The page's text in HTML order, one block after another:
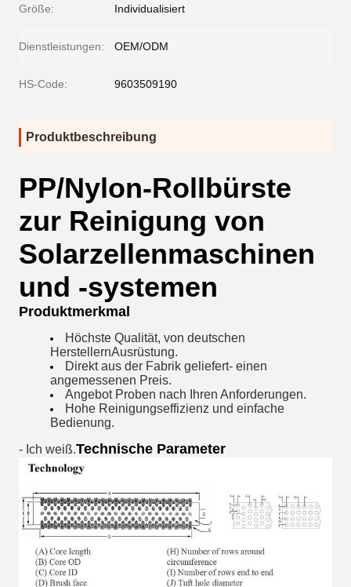
Größe: Individualisiert
Dienstleistungen: OEM/ODM
HS-Code: 9603509190
Produktbeschreibung
PP/Nylon-Rollbürste
zur Reinigung von
Solarzellenmaschinen
und -systemen
Produktmerkmal
Höchste Qualität, von deutschen
HerstellernAusrüstung.
Direkt aus der Fabrik geliefert- einen
angemessenen Preis.
Angebot Proben nach Ihren Anforderungen.
Hohe Reinigungseffizienz und einfache
Bedienung.
- Ich weiß.Technische Parameter